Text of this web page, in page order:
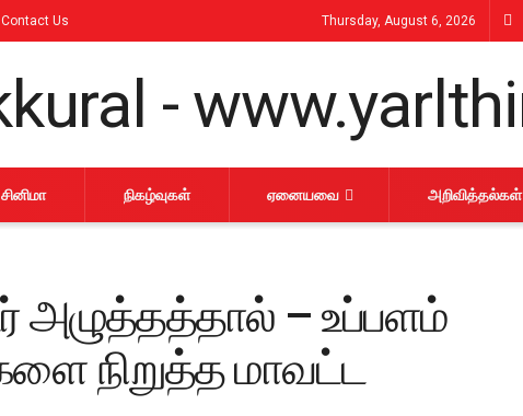
Contact Us Thursday, August 6, 2026
சினிமா நிகழ்வுகள் ஏனையவை அறிவித்தல்கள்
அழுத்தத்தால் – உப்பளம்
நிறுத்த மாவட்ட